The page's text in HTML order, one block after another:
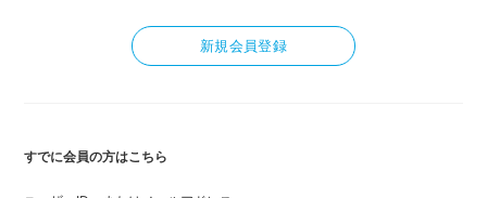
新規会員登録
すでに会員の方はこちら